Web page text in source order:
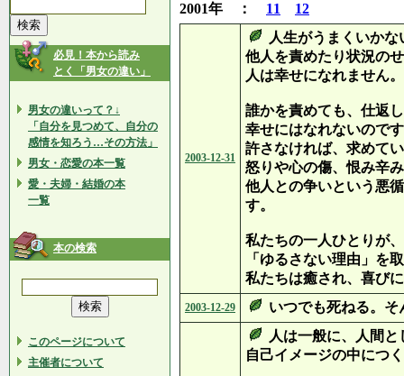
必見！本から読み
とく「男女の違い」
男女の違いって？↓
「自分を見つめて、自分の
感情を知ろう…その方法」
男女・恋愛の本一覧
愛・夫婦・結婚の本
一覧
本の検索
このページについて
主催者について
2001年 ： 11 12
2003-12-31
人生がうまくいかな
他人を責めたり状況の
人は幸せになれません。
誰かを責めても、仕返
幸せにはなれないので
許さなければ、求めて
怒りや心の傷、恨み辛
他人との争いという悪
す。
私たちの一人ひとりが
「ゆるさない理由」を
私たちは癒され、喜び
2003-12-29 いつでも死ねる。
人は一般に、人間
自己イメージの中につ